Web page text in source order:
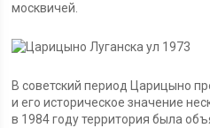
москвичей.
В советский период Царицыно
и его историческое значение
в 1984 году территория была